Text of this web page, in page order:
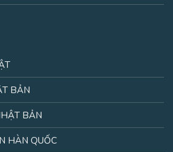
BẢN
BẢN
HÀN QUỐC